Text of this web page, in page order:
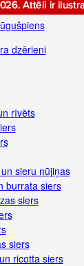
dzērieni
rīvēts
sieru nūjiņas
burrata siers
siers
siers
ricotta siers